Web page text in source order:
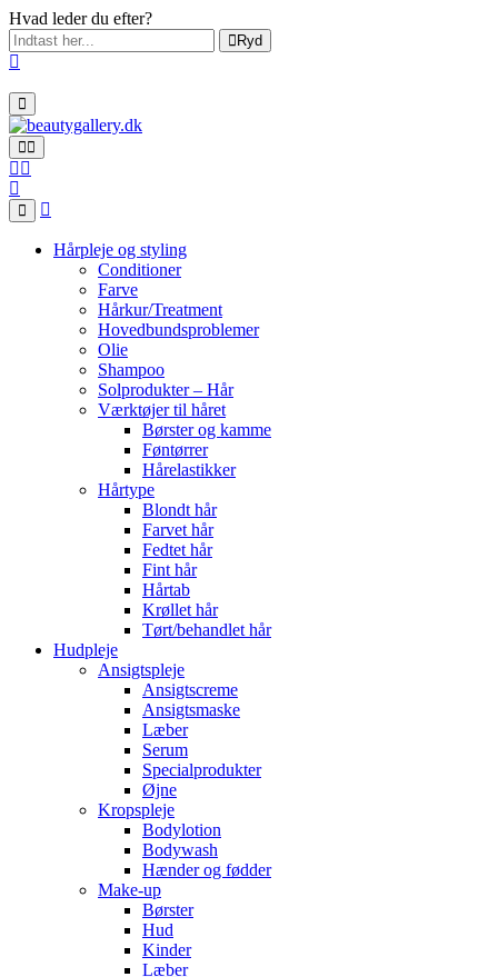
Hvad leder du efter?
Ryd
Hårpleje og styling
Conditioner
Farve
Hårkur/Treatment
Hovedbundsproblemer
Olie
Shampoo
Solprodukter – Hår
Værktøjer til håret
Børster og kamme
Føntørrer
Hårelastikker
Hårtype
Blondt hår
Farvet hår
Fedtet hår
Fint hår
Hårtab
Krøllet hår
Tørt/behandlet hår
Hudpleje
Ansigtspleje
Ansigtscreme
Ansigtsmaske
Læber
Serum
Specialprodukter
Øjne
Kropspleje
Bodylotion
Bodywash
Hænder og fødder
Make-up
Børster
Hud
Kinder
Læber